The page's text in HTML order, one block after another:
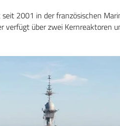
seit 2001 in der französischen
verfügt über zwei Kernreaktoren